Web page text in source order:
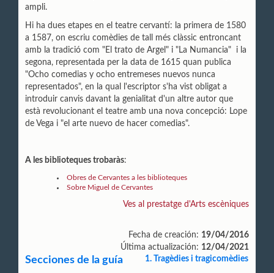
ampli.
Hi ha dues etapes en el teatre cervantí: la primera de 1580
a 1587, on escriu comèdies de tall més clàssic entroncant
amb la tradició com "El trato de Argel" i "La Numancia" i la
segona, representada per la data de 1615 quan publica
"Ocho comedias y ocho entremeses nuevos nunca
representados", en la qual l'escriptor s'ha vist obligat a
introduir canvis davant la genialitat d'un altre autor que
està revolucionant el teatre amb una nova concepció: Lope
de Vega i "el arte nuevo de hacer comedias".
A les biblioteques trobaràs:
Obres de Cervantes a les biblioteques
Sobre Miguel de Cervantes
Ves al prestatge d'Arts escèniques
Fecha de creación: 19/04/2016
Última actualización: 12/04/2021
Secciones de la guía 1. Tragèdies i tragicomèdies